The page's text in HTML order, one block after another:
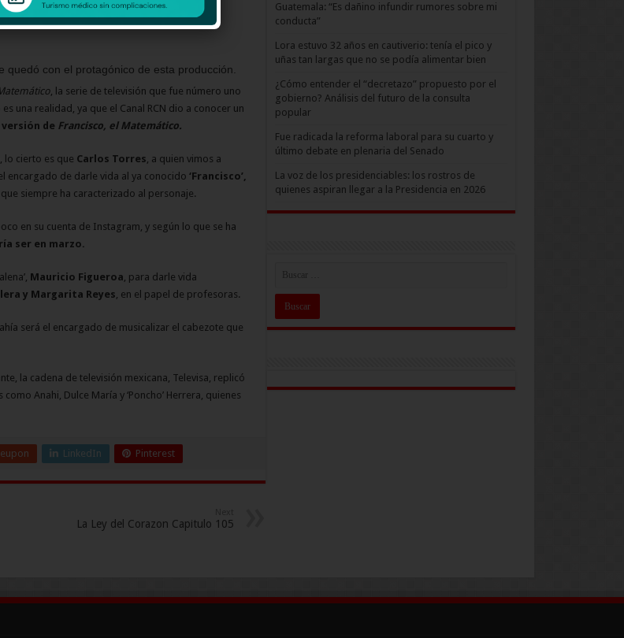
de ‘Francisco, el
con el protagónico de esta producción.
, la serie de televisión que fue número uno
una realidad, ya que el Canal RCN dio a conocer un
versión de Francisco, el Matemático.
lo cierto es que Carlos Torres , a quien vimos a
encargado de darle vida al ya conocido ‘Francisco’,
siempre ha caracterizado al personaje.
en su cuenta de Instagram, y según lo que se ha
ser en marzo.
Mauricio Figueroa , para darle vida
y Margarita Reyes , en el papel de profesoras.
será el encargado de musicalizar el cabezote que
la cadena de televisión mexicana, Televisa, replicó
Anahi, Dulce María y ‘Poncho’ Herrera, quienes
LinkedIn Pinterest
La Ley del Corazon Capitulo 105
Guatemala: “Es dañino infundir rumores sobre mi
conducta”
Lora estuvo 32 años en cautiverio: tenía el pico y
uñas tan largas que no se podía alimentar bien
¿Cómo entender el “decretazo” propuesto por el
gobierno? Análisis del futuro de la consulta
popular
Fue radicada la reforma laboral para su cuarto y
último debate en plenaria del Senado
La voz de los presidenciables: los rostros de
quienes aspiran llegar a la Presidencia en 2026